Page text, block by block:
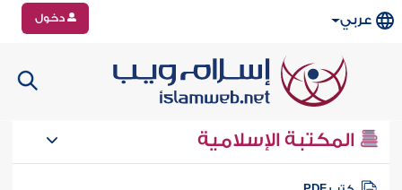
عربي دخول
المكتبة الإسلامية